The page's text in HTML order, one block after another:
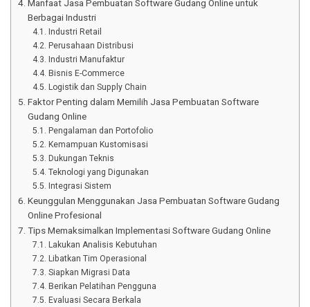
Manfaat Jasa Pembuatan Software Gudang Online untuk
Berbagai Industri
Industri Retail
Perusahaan Distribusi
Industri Manufaktur
Bisnis E-Commerce
Logistik dan Supply Chain
Faktor Penting dalam Memilih Jasa Pembuatan Software
Gudang Online
Pengalaman dan Portofolio
Kemampuan Kustomisasi
Dukungan Teknis
Teknologi yang Digunakan
Integrasi Sistem
Keunggulan Menggunakan Jasa Pembuatan Software Gudang
Online Profesional
Tips Memaksimalkan Implementasi Software Gudang Online
Lakukan Analisis Kebutuhan
Libatkan Tim Operasional
Siapkan Migrasi Data
Berikan Pelatihan Pengguna
Evaluasi Secara Berkala